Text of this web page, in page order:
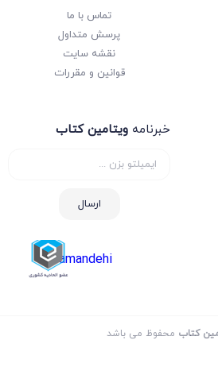
تماس با ما
پرسش متداول
نقشه سایت
قوانین و مقررات
خبرنامه ویتامین کتاب
ارسال
samandehi
کتاب محفوظ می باشد